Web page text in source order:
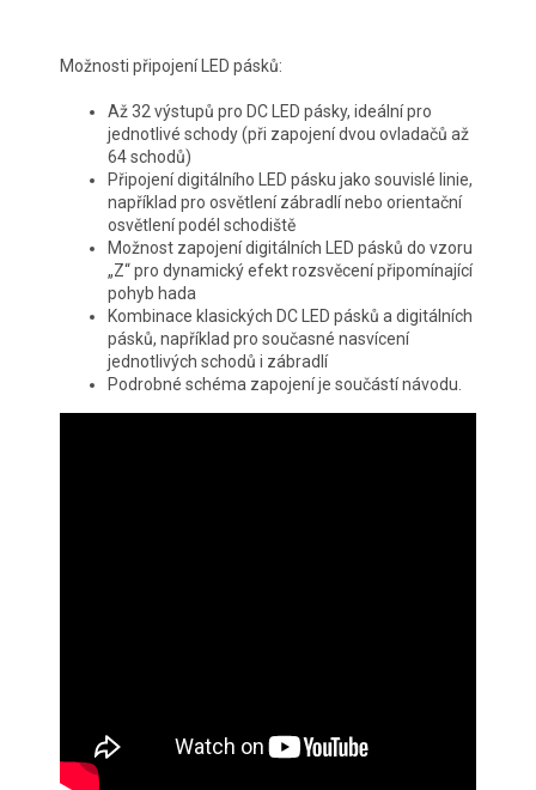
Možnosti připojení LED pásků:
Až 32 výstupů pro DC LED pásky, ideální pro
jednotlivé schody (při zapojení dvou ovladačů až
64 schodů)
Připojení digitálního LED pásku jako souvislé linie,
například pro osvětlení zábradlí nebo orientační
osvětlení podél schodiště
Možnost zapojení digitálních LED pásků do vzoru
„Z“ pro dynamický efekt rozsvěcení připomínající
pohyb hada
Kombinace klasických DC LED pásků a digitálních
pásků, například pro současné nasvícení
jednotlivých schodů i zábradlí
Podrobné schéma zapojení je součástí návodu.